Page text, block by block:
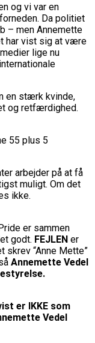
og vi var en
Da politiet
– men Annemette
har vist sig at være
lige nu
en stærk kvinde,
og retfærdighed.
55 plus 5
arbejder på at få
muligt. Om det
ikke.
er sammen
godt. FEJLEN er
skrev “Anne Mette”
Annemette Vedel
er IKKE som
Vedel